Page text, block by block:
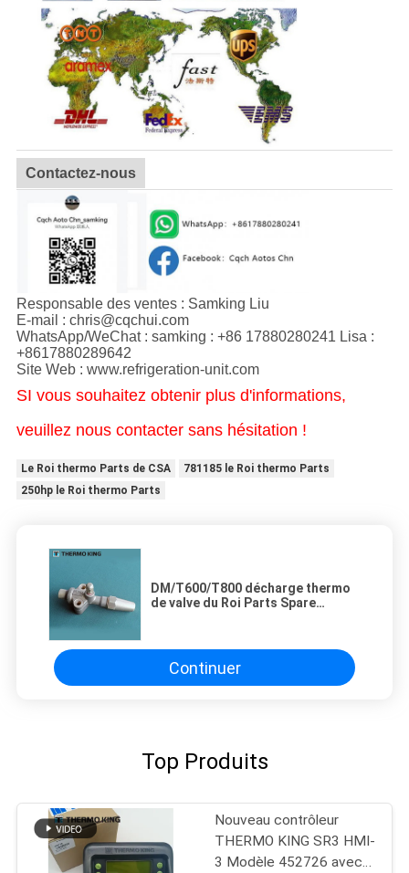
Contactez-nous
Responsable des ventes : Samking Liu
E-mail : chris@cqchui.com
WhatsApp/WeChat : samking : +86 17880280241 Lisa :
+8617880289642
Site Web : www.refrigeration-unit.com
SI vous souhaitez obtenir plus d'informations,
veuillez nous contacter sans hésitation !
Le Roi thermo Parts de CSA
781185 le Roi thermo Parts
250hp le Roi thermo Parts
DM/T600/T800 décharge thermo
de valve du Roi Parts Spare
Continuer
Top Produits
Nouveau contrôleur
THERMO KING SR3 HMI-
3 Modèle 452726 avec